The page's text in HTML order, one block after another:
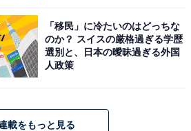
「移民」に冷たいのはどっちな
のか？ スイスの厳格過ぎる学歴
選別と、日本の曖昧過ぎる外国
人政策
載をもっと見る